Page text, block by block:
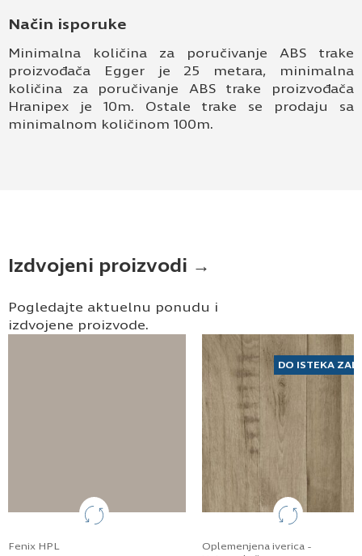
Način isporuke
Minimalna količina za poručivanje ABS trake
proizvođača Egger je 25 metara, minimalna
količina za poručivanje ABS trake proizvođača
Hranipex je 10m. Ostale trake se prodaju sa
minimalnom količinom 100m.
Izdvojeni proizvodi →
Pogledajte aktuelnu ponudu i
izdvojene proizvode.
Fenix HPL
DO ISTEKA
Oplemenjena iverica -